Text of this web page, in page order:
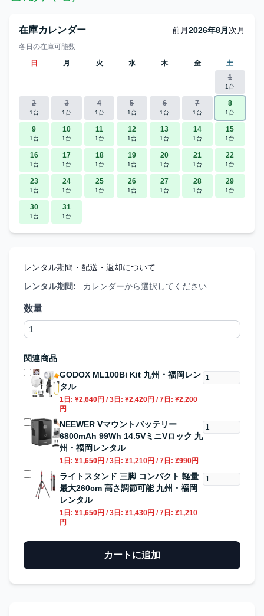
在庫カレンダー 前月2026年8月 次月
各日の在庫可能数
日
月 火 水 木 金
土
1
1台
2
1台
3
1台
4
1台
5
1台
6
1台
7
1台
8
1台
9
1台
10
1台
11
1台
12
1台
13
1台
14
1台
15
1台
16
1台
17
1台
18
1台
19
1台
20
1台
21
1台
22
1台
23
1台
24
1台
25
1台
26
1台
27
1台
28
1台
29
1台
30
1台
31
1台
レンタル期間・配送・返却について
レンタル期間:
カレンダーから選択してください
数量
関連商品
GODOX ML100Bi Kit 九州・福岡レン
タル
1日: ¥2,640円 / 3日: ¥2,420円 / 7日: ¥2,200
円
NEEWER Vマウントバッテリー
6800mAh 99Wh 14.5VミニVロック 九
州・福岡レンタル
1日: ¥1,650円 / 3日: ¥1,210円 / 7日: ¥990円
ライトスタンド 三脚 コンパクト 軽量
最大260cm 高さ調節可能 九州・福岡
レンタル
1日: ¥1,650円 / 3日: ¥1,430円 / 7日: ¥1,210
円
カートに追加